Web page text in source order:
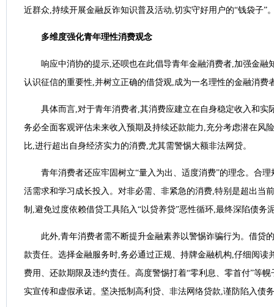
近群众‌,‌持续‌开展金融反诈知识普及活动,切实守好用户的“钱袋子”
多维度强化青年理性消费观念
响应中消协的提示,还呗也在此倡导青年金融消费者,加强金融
认识征信的重要性,并树立正确的借贷观,成为‌一名‌理性的金融消费
具体‌而言‌,对于青年消费者,其消费应建立在自身稳定收入和实
务必‌全面客观‌评估未来收入预期及持续还款能力,充分考虑潜在风
比,进行超出自身经济实力的消费,‌尤其需警惕大额非法网贷‌。
青年消费者还应牢固树立“量入为出、适度消费”的理念。合
活需求和学习成长投入。对非必需、非紧急的消费,特别是超出当
制,避免过度依赖借贷工具陷入“以贷养贷”恶性循环,最终‌深陷债务
此外,青年消费者‌需不断提升金融素养以‌警惕诈骗行为。借贷
款责任‌。选择金融服务时,务必通过正规、持牌金融机构,仔细阅读
费用、还款期限及违约责任。‌高度‌警惕‌打着“零利息、零首付”等
实宣传和虚假承诺。坚决抵制高利贷、非法网络贷款,谨防陷入债